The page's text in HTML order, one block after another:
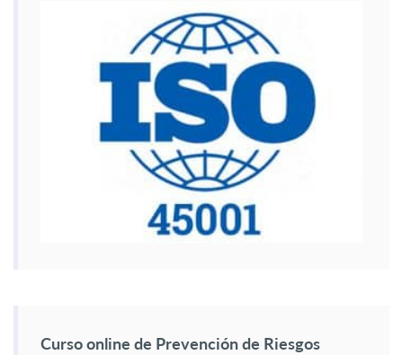
Curso online de Prevención de Riesgos